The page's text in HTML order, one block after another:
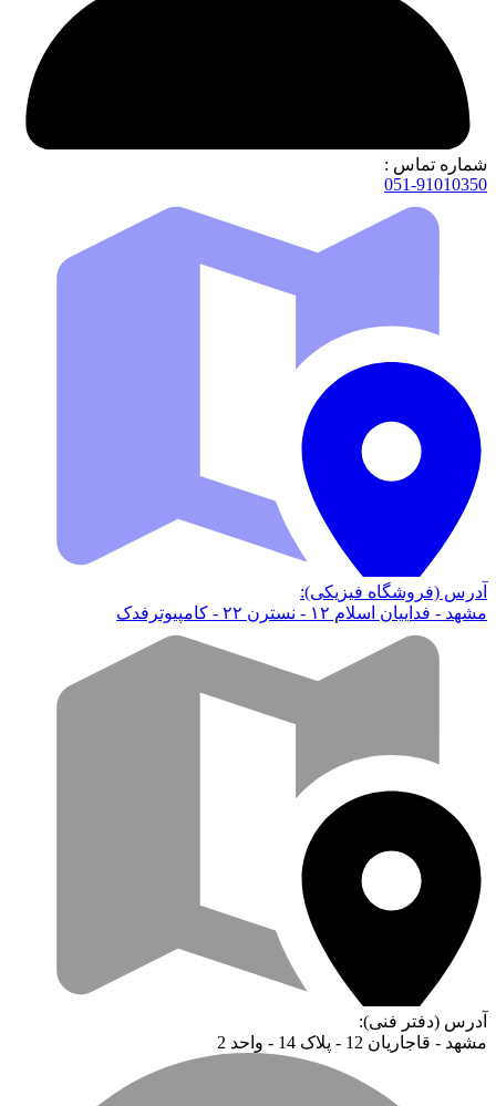
شماره تماس :
051-91010350
آدرس (فروشگاه فیزیکی):
مشهد - فداییان اسلام ۱۲ - نسترن ۲۲ - کامپیوترفدک
آدرس (دفتر فنی):
مشهد - قاجاریان 12 - پلاک 14 - واحد 2